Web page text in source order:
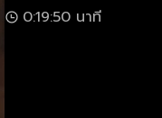
0:19:50 นาที